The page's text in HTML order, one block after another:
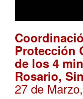
Protección
de los 4
Rosario,
27 de